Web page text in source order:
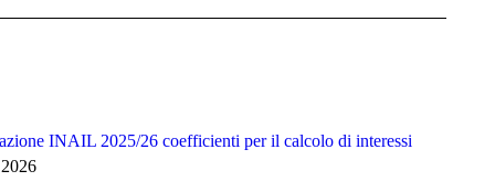
INAIL 2025/26 coefficienti per il calcolo di interessi